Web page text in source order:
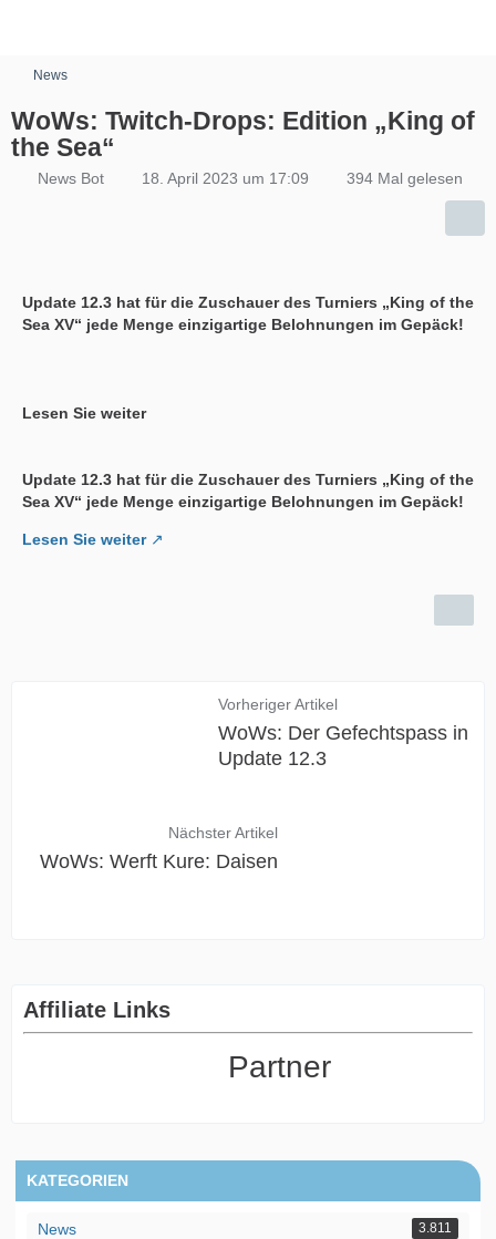
News
WoWs: Twitch-Drops: Edition „King of
the Sea“
News Bot 18. April 2023 um 17:09 394 Mal gelesen
Update 12.3 hat für die Zuschauer des Turniers „King of the
Sea XV“ jede Menge einzigartige Belohnungen im Gepäck!
Lesen Sie weiter
Update 12.3 hat für die Zuschauer des Turniers „King of the
Sea XV“ jede Menge einzigartige Belohnungen im Gepäck!
Lesen Sie weiter
Vorheriger Artikel
WoWs: Der Gefechtspass in
Update 12.3
Nächster Artikel
WoWs: Werft Kure: Daisen
Affiliate Links
Partner
KATEGORIEN
News 3.811